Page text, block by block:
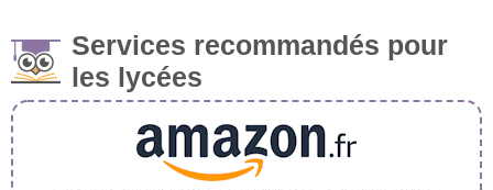
Services recommandés pour
les lycées